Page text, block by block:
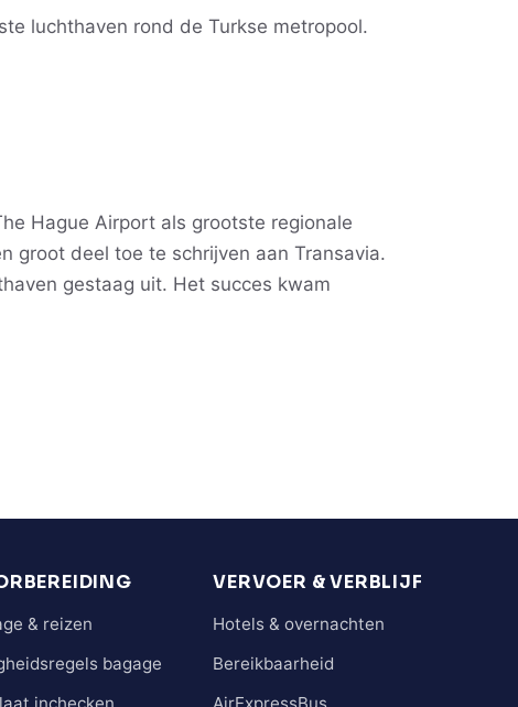
luchthaven rond de Turkse metropool.
Hague Airport als grootste regionale
groot deel toe te schrijven aan Transavia.
gestaag uit. Het succes kwam
& reizen
bagage
VERVOER & VERBLIJF
Hotels & overnachten
Bereikbaarheid